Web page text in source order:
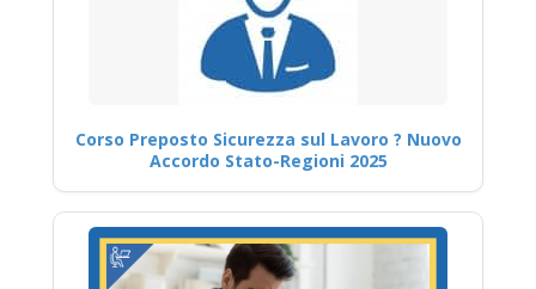
Corso Preposto Sicurezza sul Lavoro ? Nuovo
Accordo Stato-Regioni 2025